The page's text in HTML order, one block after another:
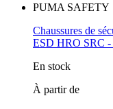
PUMA SAFETY
Chaussures de
ESD HRO SRC -
En stock
À partir de